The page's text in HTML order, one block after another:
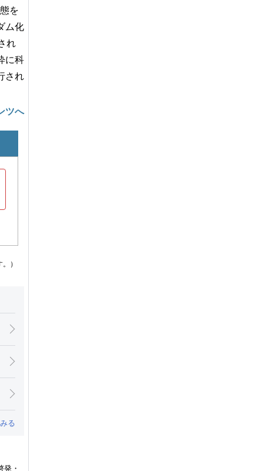
を
ム化
れ
に科
され
ツへ
）
る
・